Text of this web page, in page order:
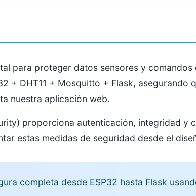
para proteger datos sensores y
+ DHT11 + Mosquitto + Flask, asegurando
nuestra aplicación web.
proporciona autenticación, integridad y
estas medidas de seguridad desde el
completa desde ESP32 hasta Flask